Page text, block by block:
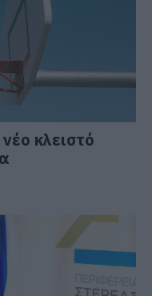
κλειστό